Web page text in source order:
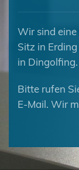
Wir sind
Sitz in
in Dingolfing.
Bitte rufen
E-Mail. Wir